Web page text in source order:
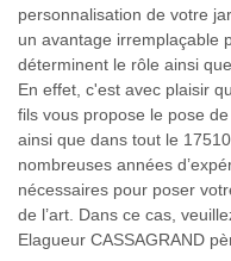
personnalisation de votre
un avantage irremplaçable
déterminent le rôle ainsi
En effet, c'est avec plaisir
fils vous propose le pose
ainsi que dans tout le
nombreuses années
nécessaires pour poser
de l’art. Dans ce cas,
Elagueur CASSAGRAND